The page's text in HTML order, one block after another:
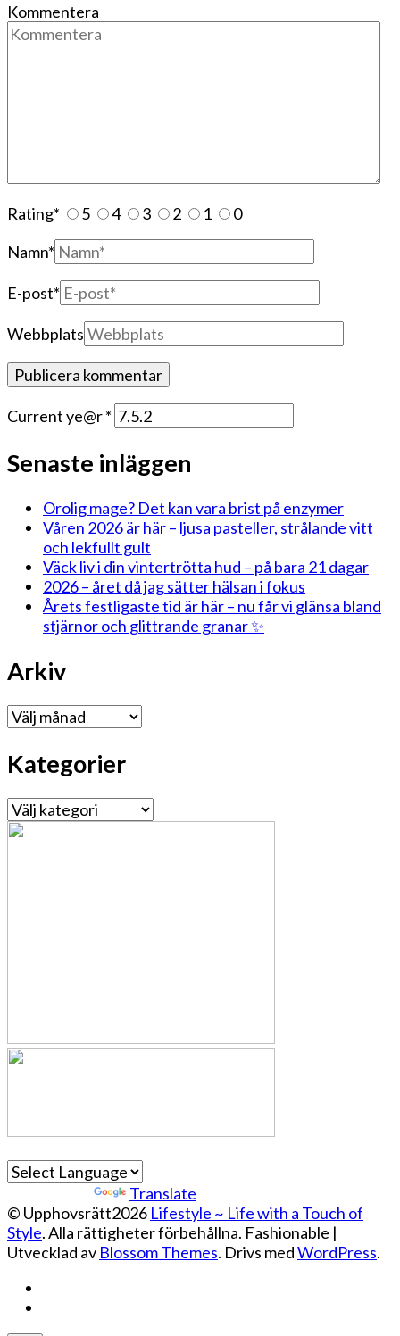
Kommentera
Rating* 5 4 3 2 1
0
Namn*
E-post*
Webbplats
Current ye@r*
Senaste inläggen
Orolig mage? Det kan vara brist på enzymer
Våren 2026 är här – ljusa pasteller, strålande vitt
och lekfullt gult
Väck liv i din vintertrötta hud – på bara 21 dagar
2026 – året då jag sätter hälsan i fokus
Årets festligaste tid är här – nu får vi glänsa bland
stjärnor och glittrande granar ✨
Arkiv
Arkiv
Kategorier
Kategorier
Translate
© Upphovsrätt2026 Lifestyle ~ Life with a Touch of
Style. Alla rättigheter förbehållna. Fashionable |
Utvecklad av Blossom Themes. Drivs medWordPress.